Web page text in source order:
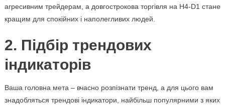
агресивним трейдерам, а довгострокова торгівля на H4-D1 стане
кращим для спокійних і наполегливих людей.
2. Підбір трендових
індикаторів
Ваша головна мета – вчасно розпізнати тренд, а для цього вам
знадобляться трендові індикатори, найбільш популярними з яких